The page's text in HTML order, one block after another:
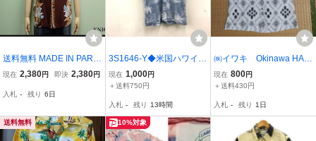
送料無料 MADE IN PARA
DISE レイボーダー柄アロ
A製/アメリカ古着/半袖/メ
現在 2,380円 即決 2,380円
入札 - 残り 6日
3S1646-Y◆米国ハワイ製
◆KALAHEO カラヘオ ア
ロハシャツ スクエアシャ
ット トップス 夏物 ◆size
S ブルー系 綿
現在 1,000円
＋送料750円
入札 - 残り 13時間
㈱イワキ Okinawa HAR
ES 半袖ボタンダウン
幾何学模様 ウミガメ
エステル65%綿35% 古
現在 800円
＋送料430円
入札 - 残り 1日
送料無料 10%対象